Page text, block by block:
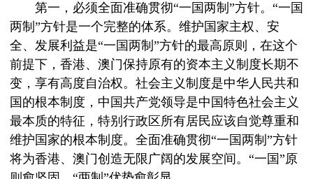
第一，必须全面准确贯彻“一国两制”方针。“一国
两制”方针是一个完整的体系。维护国家主权、安
全、发展利益是“一国两制”方针的最高原则，在这个
前提下，香港、澳门保持原有的资本主义制度长期不
变，享有高度自治权。社会主义制度是中华人民共和
国的根本制度，中国共产党领导是中国特色社会主义
最本质的特征，特别行政区所有居民应该自觉尊重和
维护国家的根本制度。全面准确贯彻“一国两制”方针
将为香港、澳门创造无限广阔的发展空间。“一国”原